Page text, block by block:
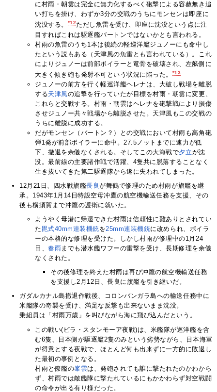
に村雨・朝雲は完全に無力化するべく砲撃による容赦無き追
い打ちを掛け、わずか3分の交戦のうちにモンセンは即座に
沈没する。
*12ただし魚雷を受け、即座に沈没という点に注
目すればこれは駆逐艦バートンではないかとも言われる。
村雨の魚雷のうち1本は後続の軽巡洋艦ジュノーにも命中し
たという説もある（天津風の魚雷とも言われている）。これ
によりジュノーは前部ボイラーと竜骨を破壊され、左舷側に
大きく傾き砲も発射不可という状況に陥った。
*13
ジュノーの前方を行く軽巡洋艦ヘレナは、大破し戦場を離脱
する天津風の追撃を行っていたが目標を村雨・朝雲に変更、
これらと交戦する。村雨・朝雲はヘレナを砲撃戦により損傷
させジュノー共々戦場から離脱させた。天津風もこの交戦の
うちに離脱に成功する。
だがモンセン（バートン？）との交戦において村雨も高角砲
弾1発が前部ボイラーに命中。27.5ノットまでに速力が低
下、撤退を余儀なくされる。そしてこの大海戦で夕立が沈
没。最前線の主要諸作戦で活躍、4隻共に脱落することなく
生き抜いてきた第二駆逐隊から遂に失われてしまった。
12月21日、四水戦旗艦長良が舞鶴で修理のため村雨が旗艦を継
承。1943年1月14日特設空母冲鷹の航空機輸送任務を支援、その
後も横須賀まで冲鷹の護衛に就いた。
ようやく母港に帰還できた村雨は信頼性に難ありとされてい
た 毘式40mm連装機銃を25mm連装機銃に改められ、ボイラ
ーの本格的な修理を受けた。しかし村雨が修理中の1月24
日、春雨までも潜水艦ワフーの雷撃を受け、長期修理を余儀
なくされた。
その後修理を終えた村雨は再び冲鷹の航空機輸送任務
を支援し2月12日、長良に旗艦を引き継いだ。
ガダルカナル島撤退作戦後、コロンバンガラ島への輸送任務中に
米艦隊の奇襲を受け、満足な反撃も出来ないまま沈没。
乗組員は「村雨万歳」を叫びながら海に飛び込んだという。
この戦い(ビラ・スタンモーア夜戦)は、米艦隊が巡洋艦を含
む6隻、日本側が駆逐艦2隻のみという劣勢ながら、日本海軍
が得意とする夜戦で、ほとんど何も出来ずに一方的に敗退し
た最初の事例となる。
村雨と僚艦の峯雲は、発砲されても誰に撃たれたのかわから
ず、村雨では敵艦隊に撃たれているにもかかわらず対空戦闘
の命令が出る有り様だった。